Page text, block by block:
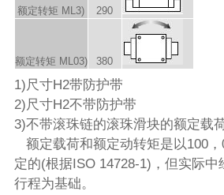
额定转矩 M L3) 290
额定转矩 M L03) 380
1)尺寸H2带防护带
2)尺寸H2不带防护带
3)不带滚珠链的滚珠滑块的额定载
额定载荷和额定动转矩是以100
定的(根据ISO 14728-1)，但实际中
行程为基础。